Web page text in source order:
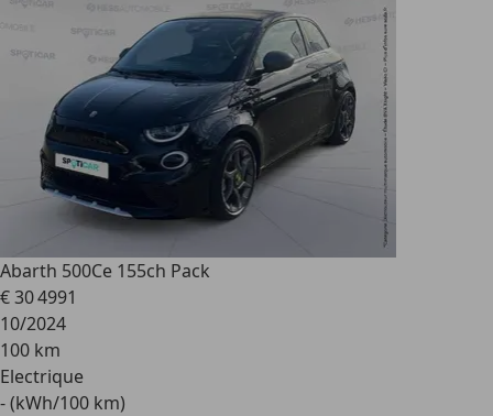
Abarth 500Ce 155ch Pack
€ 30 4991
10/2024
100 km
Electrique
- (kWh/100 km)